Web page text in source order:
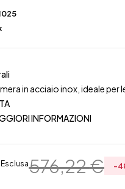
in acciaio inox, ideale per
INFORMAZIONI
576,22€
Esclusa -